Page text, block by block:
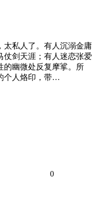
太私人了。有人沉溺金庸
仗剑天涯；有人迷恋张爱
的幽微处反复摩挲。所
个人烙印，带…
0